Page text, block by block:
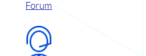
Forum